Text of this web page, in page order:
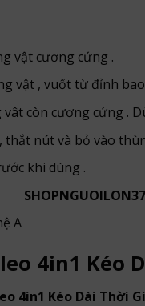
vật cương cứng .
vật , vuốt từ đỉnh
còn cương cứng .
thắt nút và bỏ vào
khi dùng .
A
4in1 Kéo
4in1 Kéo Dài Thời